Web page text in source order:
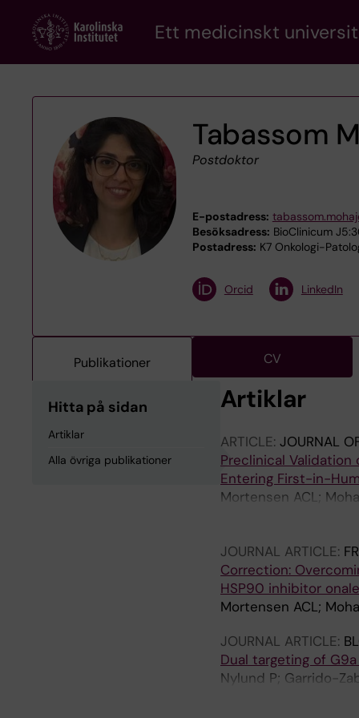
content
Ett medicinskt
Tabassom
Postdoktor
E-postadress:
Besöksadress: BioClinicum
Postadress: K7 Onkologi-
Orcid LinkedIn
Publikationer CV
Hitta på sidan
Artiklar
Alla övriga publikationer
Artiklar
ARTICLE: JOURNAL
Preclinical Validation
Entering First-in-
Mortensen ACL;
Persson H; Ohlin M;
JOURNAL ARTICLE:
Correction:
HSP90 inhibitor
Mortensen ACL;
JOURNAL ARTICLE:
Dual targeting of
Nylund P; Garrido-
Hemelrijck LA;